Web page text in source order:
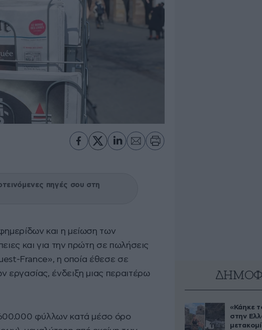
πηγές σου στη
και η μείωση των
και για την πρώτη σε πωλήσεις
France», η οποία έθεσε σε
ένδειξη μιας περαιτέρω
φύλλων κατά μέσο όρο
«Κάηκε
στην